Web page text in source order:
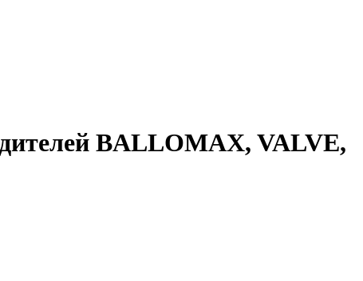
BALLOMAX, VALVE,